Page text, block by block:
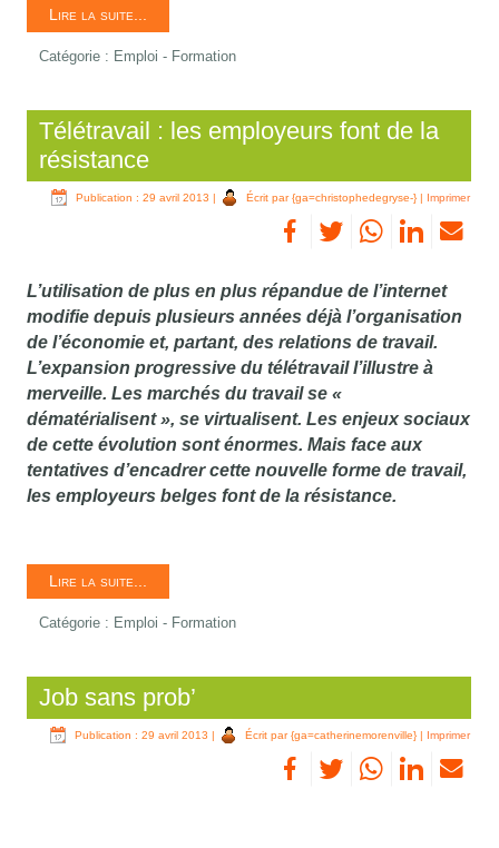
Lire la suite...
Catégorie : Emploi - Formation
Télétravail : les employeurs font de la
résistance
Publication : 29 avril 2013 | Écrit par {ga=christophedegryse-} | Imprimer
L’utilisation de plus en plus répandue de l’internet
modifie depuis plusieurs années déjà l’organisation
de l’économie et, partant, des relations de travail.
L’expansion progressive du télétravail l’illustre à
merveille. Les marchés du travail se «
dématérialisent », se virtualisent. Les enjeux sociaux
de cette évolution sont énormes. Mais face aux
tentatives d’encadrer cette nouvelle forme de travail,
les employeurs belges font de la résistance.
Lire la suite...
Catégorie : Emploi - Formation
Job sans prob’
Publication : 29 avril 2013 | Écrit par {ga=catherinemorenville} | Imprimer